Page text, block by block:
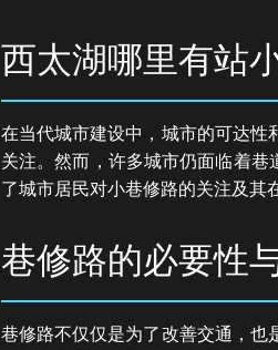
西太湖哪里有站
在当代城市建设中，城市的可达性
关注。然而，许多城市仍面临着
了城市居民对小巷修路的关注及其
巷修路的必要性
巷修路不仅仅是为了改善交通，也